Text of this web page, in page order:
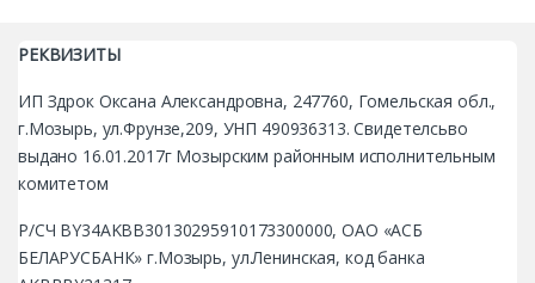
РЕКВИЗИТЫ
ИП Здрок Оксана Александровна, 247760, Гомельская обл.,
г.Мозырь, ул.Фрунзе,209, УНП 490936313. Свидетелсьво
выдано 16.01.2017г Мозырским районным исполнительным
комитетом
Р/СЧ BY34AKBB30130295910173300000, ОАО «АСБ
БЕЛАРУСБАНК» г.Мозырь, ул.Ленинская, код банка